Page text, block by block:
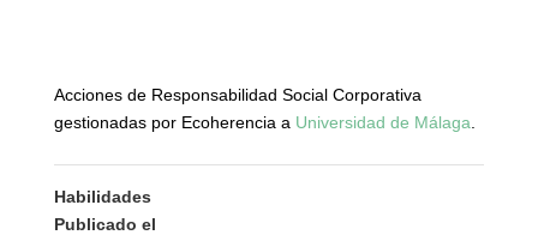
Acciones de Responsabilidad Social Corporativa
gestionadas por Ecoherencia a Universidad de Málaga
Habilidades
Publicado el